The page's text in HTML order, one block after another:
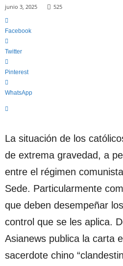
junio 3, 2025 525
Facebook
Twitter
Pinterest
WhatsApp
La situación de los
de extrema gravedad, a
entre el régimen
Sede. Particularmente
que deben desempeñar
control que se les aplica.
Asianews publica la carta
sacerdote chino